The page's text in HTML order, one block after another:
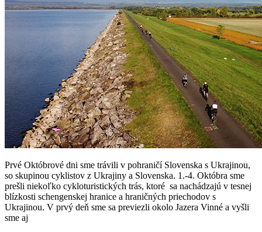
Prvé Októbrové dni sme trávili v pohraničí Slovenska s Ukrajinou,
so skupinou cyklistov z Ukrajiny a Slovenska. 1.-4. Októbra sme
prešli niekoľko cykloturistických trás, ktoré sa nachádzajú v tesnej
blízkosti schengenskej hranice a hraničných priechodov s
Ukrajinou. V prvý deň sme sa previezli okolo Jazera Vinné a vyšli
sme aj